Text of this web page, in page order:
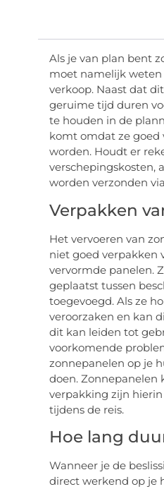
Als je van plan bent
moet namelijk weten
verkoop. Naast dat
geruime tijd duren
te houden in de
komt omdat ze goed
worden. Houdt er
verschepingskosten,
worden verzonden
Verpakken
Het vervoeren van
niet goed verpakken
vervormde panelen.
geplaatst tussen
toegevoegd. Als ze
veroorzaken en kan
dit kan leiden tot
voorkomende
zonnepanelen op je
doen. Zonnepanelen
verpakking zijn
tijdens de reis.
Hoe lang
Wanneer je de
direct werkend op je